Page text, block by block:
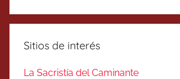
Sitios de interés
La Sacristía del Caminante